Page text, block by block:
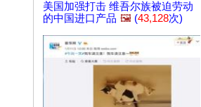
美国加强打击 维吾尔族被迫劳动
的中国进口产品 🖼️ (43,128次)